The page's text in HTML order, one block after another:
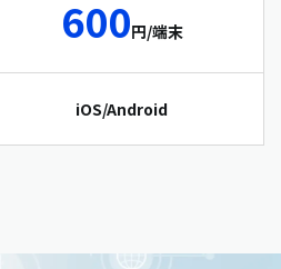
600円/端末
iOS/Android